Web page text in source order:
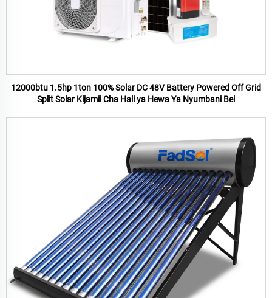
12000btu 1.5hp 1ton 100% Solar DC 48V Battery Powered Off Grid
Split Solar Kijamii Cha Hali ya Hewa Ya Nyumbani Bei